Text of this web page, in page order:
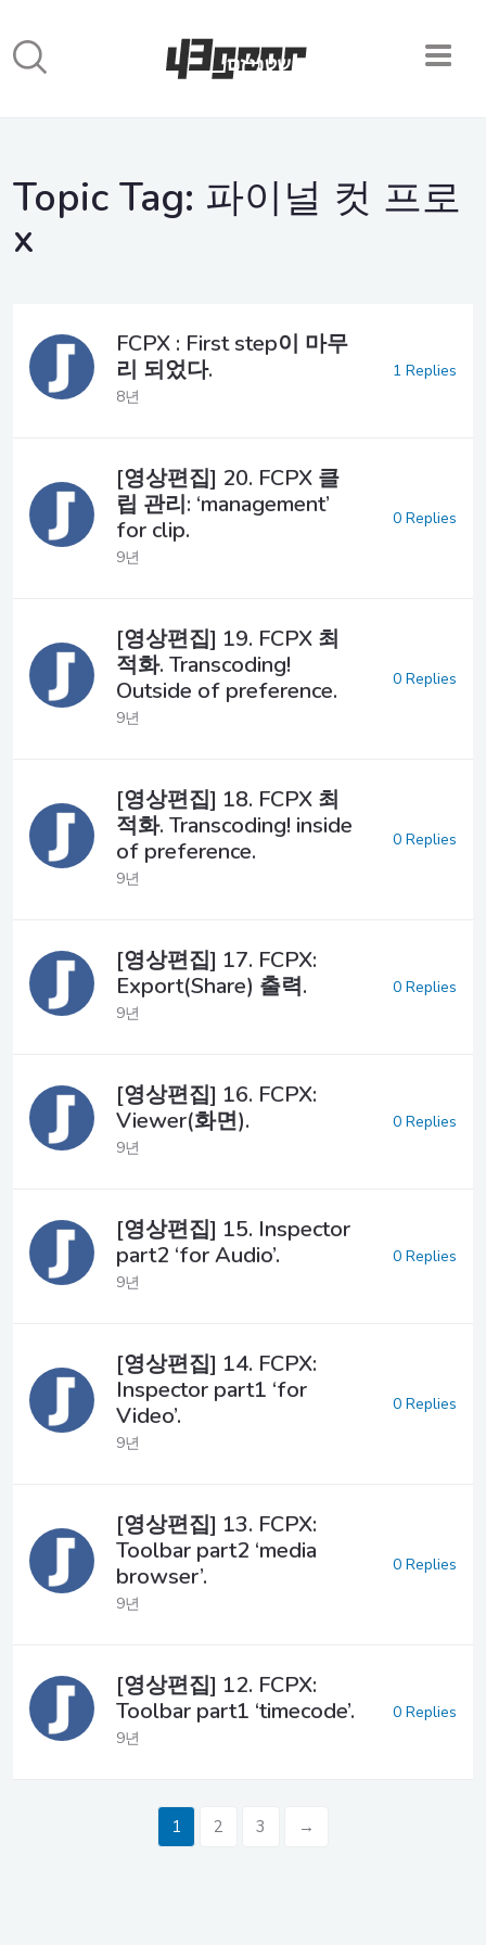
Topic Tag: 파이널 컷 프로
x
FCPX : First step이 마무
리 되었다.
8년
1 Replies
[영상편집] 20. FCPX 클
립 관리: ‘management’
for clip.
9년
0 Replies
[영상편집] 19. FCPX 최
적화. Transcoding!
Outside of preference.
9년
0 Replies
[영상편집] 18. FCPX 최
적화. Transcoding! inside
of preference.
9년
0 Replies
[영상편집] 17. FCPX:
Export(Share) 출력.
9년
0 Replies
[영상편집] 16. FCPX:
Viewer(화면).
9년
0 Replies
[영상편집] 15. Inspector
part2 ‘for Audio’.
9년
0 Replies
[영상편집] 14. FCPX:
Inspector part1 ‘for
Video’.
9년
0 Replies
[영상편집] 13. FCPX:
Toolbar part2 ‘media
browser’.
9년
0 Replies
[영상편집] 12. FCPX:
Toolbar part1 ‘timecode’.
9년
0 Replies
1 2 3 →